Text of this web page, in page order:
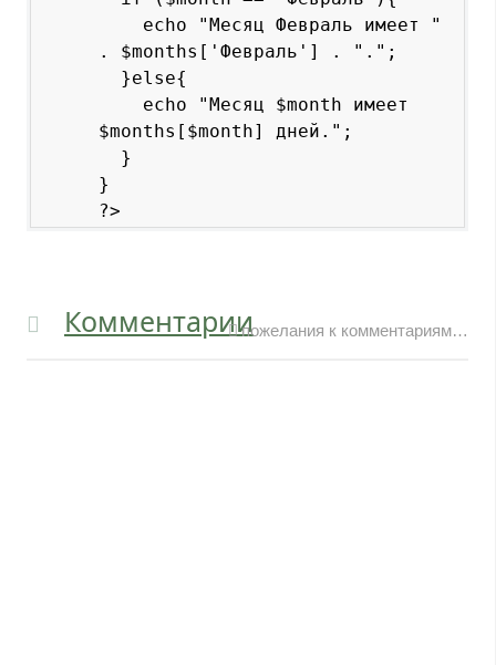
. $months['Февраль'] . ".";
$months[$month] дней.";
}
Комментариипожелания к комментариям…